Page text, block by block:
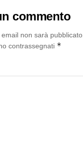
commento
non sarà pubblicato.
contrassegnati *